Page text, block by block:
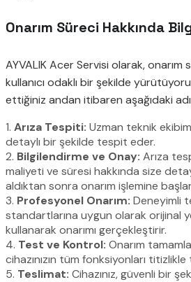
Onarım Süreci Hakkında
AYVALIK Acer Servisi olarak, onarım
kullanıcı odaklı bir şekilde
ettiğiniz andan itibaren aşağıdaki
1. Arıza Tespiti: Uzman teknik
detaylı bir şekilde tespit eder.
2. Bilgilendirme ve Onay: Arıza
maliyeti ve süresi hakkında size
aldıktan sonra onarım işlemine
3. Profesyonel Onarım: Deneyimli
standartlarına uygun olarak orijinal
kullanarak onarımı gerçekleştirir.
4. Test ve Kontrol: Onarım
cihazınızın tüm fonksiyonları
5. Teslimat: Cihazınız, güvenli bir